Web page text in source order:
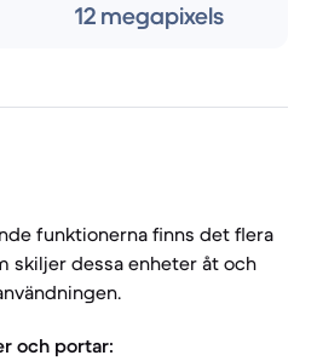
12 megapixels
funktionerna finns det flera
skiljer dessa enheter åt och
och portar: